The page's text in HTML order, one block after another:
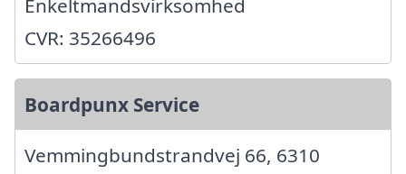
Enkeltmandsvirksomhed
CVR: 35266496
Boardpunx Service
Vemmingbundstrandvej 66, 6310